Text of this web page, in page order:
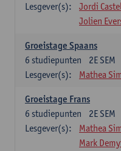
Lesgever(s):
Jordi
Jolien
Groeistage Spaans
2E SEM
6 studiepunten
Lesgever(s):
Mathea
Groeistage Frans
2E SEM
6 studiepunten
Lesgever(s):
Mathea
Mark